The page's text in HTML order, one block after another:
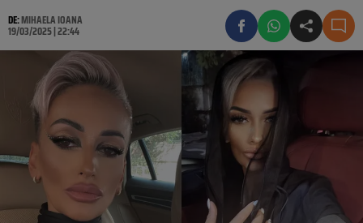
DE:MIHAELA IOANA
19/03/2025 | 22:44